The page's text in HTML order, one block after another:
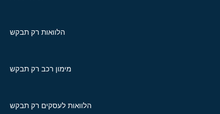
הלוואות רק תבקש
מימון רכב רק תבקש
הלוואות לעסקים רק תבקש